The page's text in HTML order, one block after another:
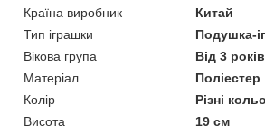
Країна виробник
Китай
Тип іграшки
Подушка-
Вікова група
Від 3 років
Матеріал
Поліестер
Колір
Різні
Висота
19 см